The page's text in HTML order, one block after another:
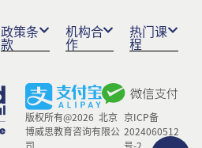
政策条
款
机构合
作
热门课
程
版权所有@2026 北京
博威思教育咨询有限公
司
京ICP备
2024060512
号-2